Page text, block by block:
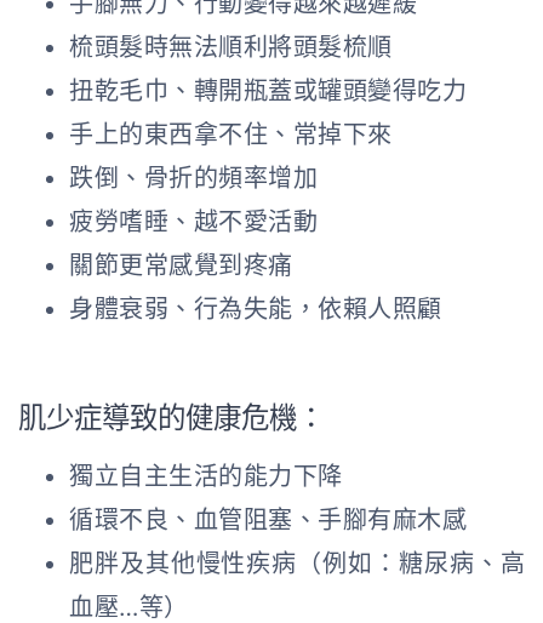
梳頭髮時無法順利將頭髮梳順
扭乾毛巾、轉開瓶蓋或罐頭變得吃力
手上的東西拿不住、常掉下來
跌倒、骨折的頻率增加
疲勞嗜睡、越不愛活動
關節更常感覺到疼痛
身體衰弱、行為失能，依賴人照顧
肌少症導致的健康危機：
獨立自主生活的能力下降
循環不良、血管阻塞、手腳有麻木感
肥胖及其他慢性疾病（例如：糖尿病、高
血壓…等）